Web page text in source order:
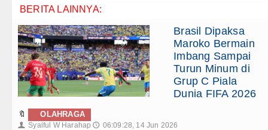
BERITA LAINNYA:
Brasil Dipaksa
Maroko Bermain
Imbang Sampai
Turun Minum di
Grup C Piala
Dunia FIFA 2026
🔖 OLAHRAGA
👤 Syaiful W Harahap 🕔 06:09:28, 14 Jun 2026